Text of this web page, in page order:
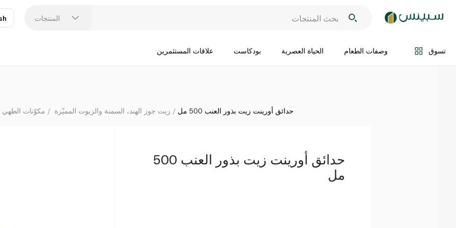
المنتجات
تسوق وصفات الطعام الحياة العصرية بودكاست علاقات المستثمرين
اضف الى السلة
مكوّنات الطهي زيت جوز الهند، السمنة والزيوت المميّزة حدائق أورينت زيت بذور العنب 500 مل
حدائق أورينت زيت بذور العنب 500
مل